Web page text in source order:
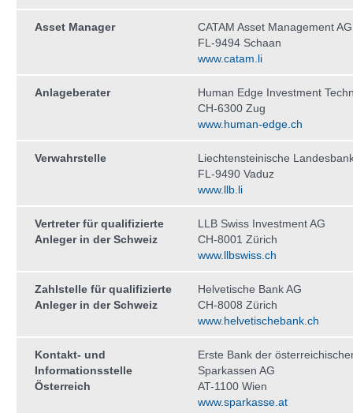
Asset Manager
CATAM Asset Management AG
FL-9494 Schaan
www.catam.li
Anlageberater
Human Edge Investment
CH-6300 Zug
www.human-edge.ch
Verwahrstelle
Liechtensteinische
FL-9490 Vaduz
www.llb.li
Vertreter für qualifizierte
Anleger in der Schweiz
LLB Swiss Investment AG
CH-8001 Zürich
www.llbswiss.ch
Zahlstelle für qualifizierte
Anleger in der Schweiz
Helvetische Bank AG
CH-8008 Zürich
www.helvetischebank.ch
Kontakt- und
Informationsstelle
Österreich
Erste Bank der
Sparkassen AG
AT-1100 Wien
www.sparkasse.at